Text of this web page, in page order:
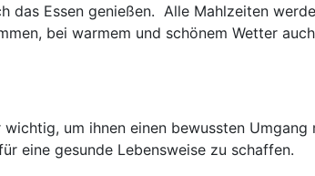
das Essen genießen. Alle Mahlzeiten
bei warmem und schönem Wetter
um ihnen einen bewussten Umgang
eine gesunde Lebensweise zu schaffen.